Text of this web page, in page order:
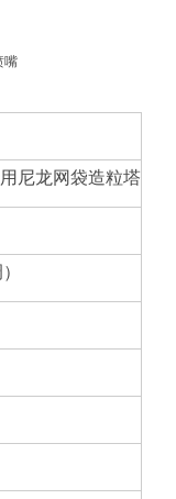
嘴
尼龙网袋造粒塔